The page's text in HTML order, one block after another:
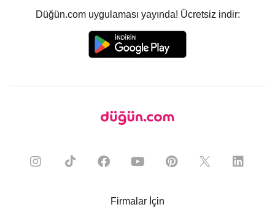
Düğün.com uygulaması yayında! Ücretsiz indir:
Firmalar İçin